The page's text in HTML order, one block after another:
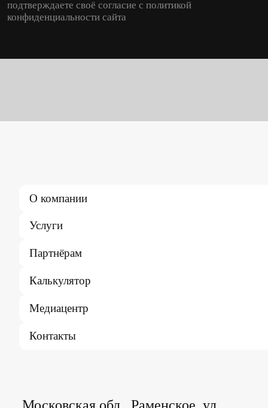
подтверждаете своё согласие с политикой
конфиденциальностисайта
О компании
Услуги
Партнёрам
Калькулятор
Медиацентр
Контакты
Московская обл., Раменское, ул.